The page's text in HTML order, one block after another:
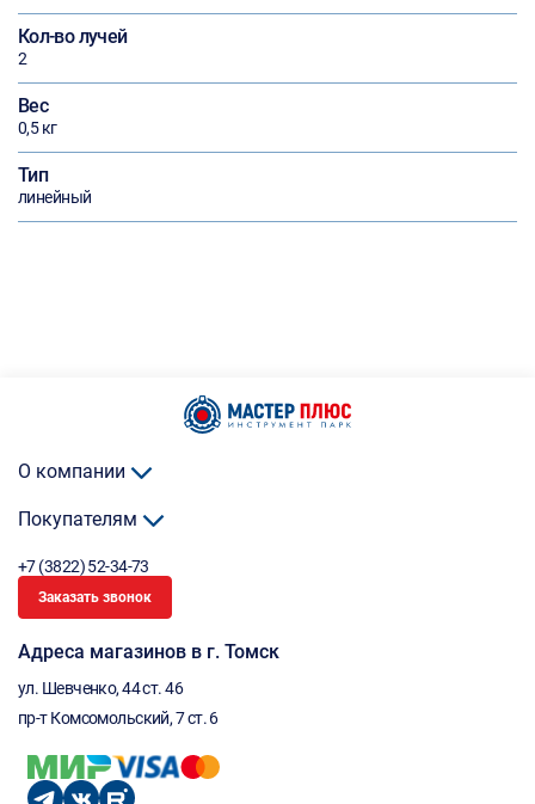
Кол-во лучей
2
Вес
0,5 кг
Тип
линейный
О компании
Покупателям
+7 (3822) 52-34-73
Заказать звонок
Адреса магазинов в г. Томск
ул. Шевченко, 44 ст. 46
пр-т Комсомольский, 7 ст. 6